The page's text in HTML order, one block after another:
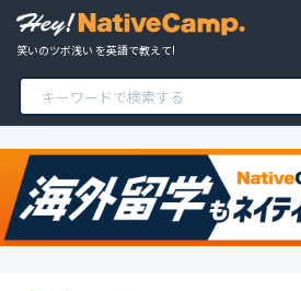
笑いのツボ浅い を英語で教えて!